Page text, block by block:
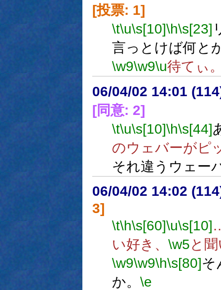
[投票: 1]
\t\u\s[10]\h\s[23]
言っとけば何と
\w9\w9\u待てぃ
06/04/02 14:01
[同意: 2]
\t\u\s[10]\h\s[44]
のウェバーがピ
それ違うウェー
06/04/02 14:02
3]
\t\h\s[60]\u\s[10]
い好き、 \w5と
\w9\w9\h\s[80]そ
か。 \e